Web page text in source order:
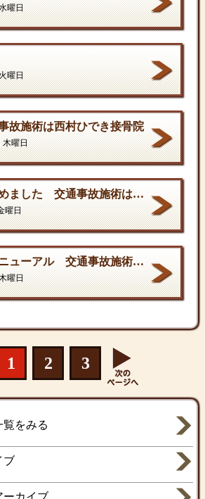
曜日
曜日
故施術は西村ひでき接骨院
木曜日
骨盤矯正始めました 交通事故施術は西村ひでき接骨院
曜日
待合プチリニューアル 交通事故施術は西村ひでき接骨院
曜日
1 2 3
をみる
ブ
ーカイブ